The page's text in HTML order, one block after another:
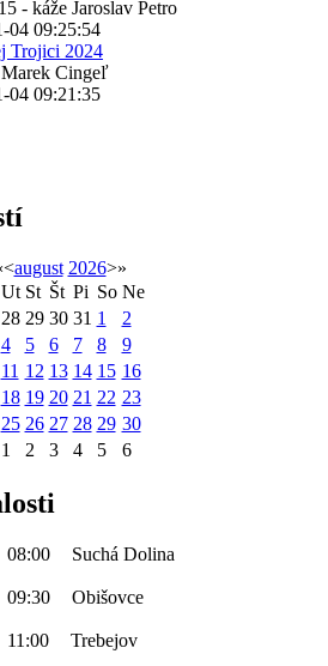
- káže Jaroslav Petro
04 09:25:54
Trojici 2024
Marek Cingeľ
04 09:21:35
<august 2026>»
Ut St Št Pi So Ne
28 29 30 31 1
2
4 5 6 7 8
9
11 12 13 14 15 16
18 19 20 21 22 23
25 26 27 28 29 30
1 2 3 4 5 6
08:00
Suchá Dolina
09:30
Obišovce
11:00
Trebejov